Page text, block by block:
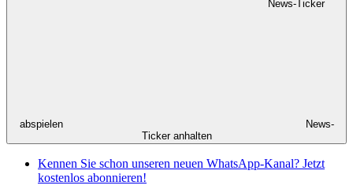
News-Ticker
abspielen
News-
Ticker anhalten
Kennen Sie schon unseren neuen WhatsApp-Kanal? Jetzt
kostenlos abonnieren!